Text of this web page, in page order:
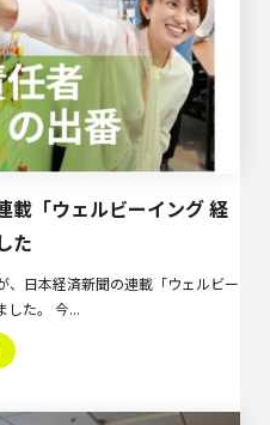
載「ウェルビーイング 経
た
、日本経済新聞の連載「ウェルビー
た。 今...